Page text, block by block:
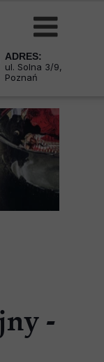
ADRES:
ul. Solna 3/9,
Poznań
-